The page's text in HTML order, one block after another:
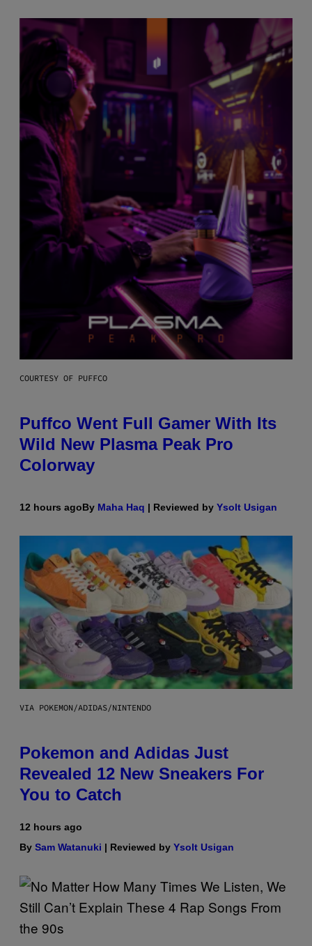
COURTESY OF PUFFCO
Puffco Went Full Gamer With Its
Wild New Plasma Peak Pro
Colorway
12 hours agoBy Maha Haq | Reviewed by Ysolt Usigan
VIA POKEMON/ADIDAS/NINTENDO
Pokemon and Adidas Just
Revealed 12 New Sneakers For
You to Catch
12 hours ago
By Sam Watanuki | Reviewed by Ysolt Usigan